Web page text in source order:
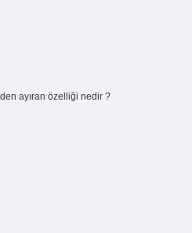
ayıran özelliği nedir ?